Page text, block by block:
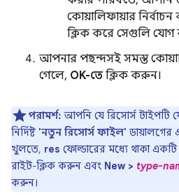
কোয়ালিফায়ার
ক্লিক করে সেগুলি যোগ
আপনার পছন্দসই সমস্ত
গেলে, OK-তে ক্লিক করুন।
পরামর্শ: আপনি যে রিসোর্স টাইপটি
নির্দিষ্ট 'নতুন রিসোর্স ফাইল' ডায়ালগের
খুলতে, res ফোল্ডারের মধ্যে থাকা একটি
রাইট-ক্লিক করুন এবং New > type-
করুন।